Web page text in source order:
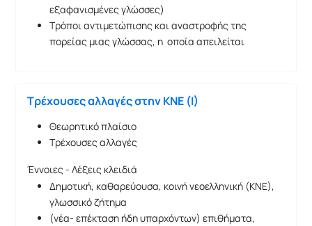
εξαφανισμένες γλώσσες)
Τρόποι αντιμετώπισης και αναστροφής της
πορείας μιας γλώσσας, η οποία απειλείται
Τρέχουσες αλλαγές στην ΚΝΕ (Ι)
Θεωρητικό πλαίσιο
Τρέχουσες αλλαγές
Έννοιες - Λέξεις κλειδιά
Δημοτική, καθαρεύουσα, κοινή νεοελληνική (ΚΝΕ),
γλωσσικό ζήτημα
(νέα- επέκταση ήδη υπαρχόντων) επιθήματα,